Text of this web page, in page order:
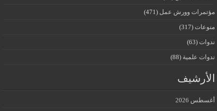
مؤتمرات وورش عمل (471)
منوعات (317)
ندوات (63)
ندوات علمية (88)
الأرشيف
أغسطس 2026